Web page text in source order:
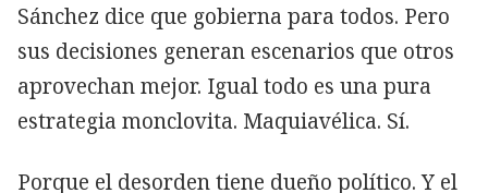
Sánchez dice que gobierna para todos. Pero
sus decisiones generan escenarios que otros
aprovechan mejor. Igual todo es una pura
estrategia monclovita. Maquiavélica. Sí.
Porque el desorden tiene dueño político. Y el